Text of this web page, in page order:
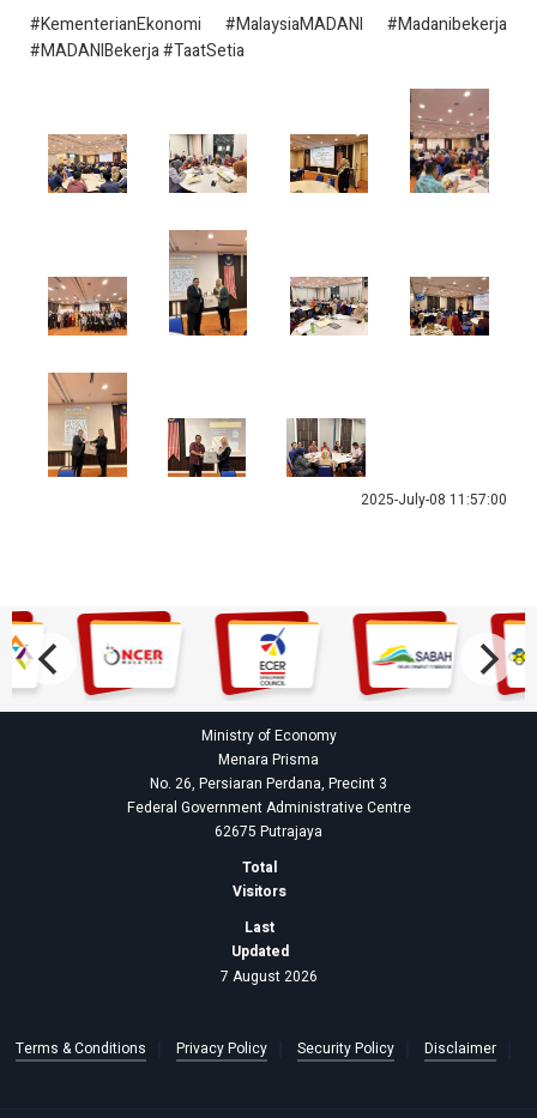
#KementerianEkonomi #MalaysiaMADANI #Madanibekerja
#MADANIBekerja #TaatSetia
2025-July-08 11:57:00
Ministry of Economy
Menara Prisma
No. 26, Persiaran Perdana, Precint 3
Federal Government Administrative Centre
62675 Putrajaya
Total
Visitors
Last
Updated
7 August 2026
Terms & Conditions Privacy Policy Security Policy Disclaimer